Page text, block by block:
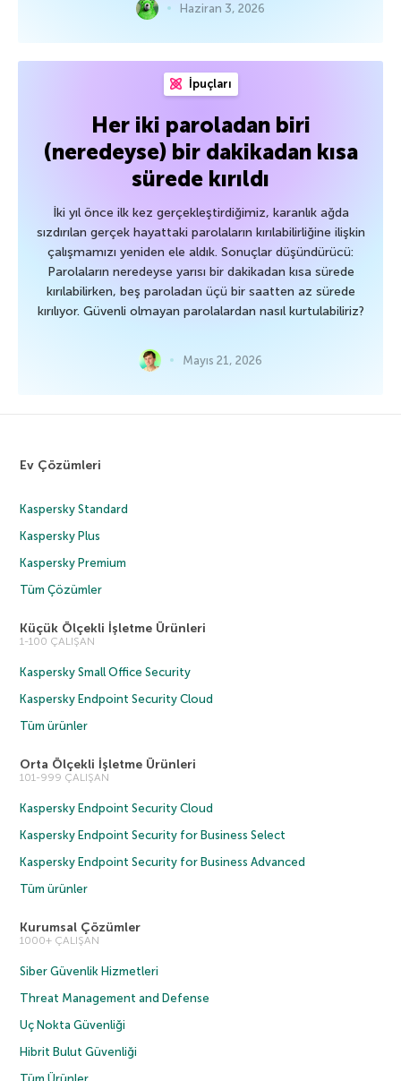
Haziran 3, 2026
İpuçları
Her iki paroladan biri
(neredeyse) bir dakikadan kısa
sürede kırıldı
İki yıl önce ilk kez gerçekleştirdiğimiz, karanlık ağda
sızdırılan gerçek hayattaki parolaların kırılabilirliğine ilişkin
çalışmamızı yeniden ele aldık. Sonuçlar düşündürücü:
Parolaların neredeyse yarısı bir dakikadan kısa sürede
kırılabilirken, beş paroladan üçü bir saatten az sürede
kırılıyor. Güvenli olmayan parolalardan nasıl kurtulabiliriz?
Mayıs 21, 2026
Ev Çözümleri
Kaspersky Standard
Kaspersky Plus
Kaspersky Premium
Tüm Çözümler
Küçük Ölçekli İşletme Ürünleri
1-100 ÇALIŞAN
Kaspersky Small Office Security
Kaspersky Endpoint Security Cloud
Tüm ürünler
Orta Ölçekli İşletme Ürünleri
101-999 ÇALIŞAN
Kaspersky Endpoint Security Cloud
Kaspersky Endpoint Security for Business Select
Kaspersky Endpoint Security for Business Advanced
Tüm ürünler
Kurumsal Çözümler
1000+ ÇALIŞAN
Siber Güvenlik Hizmetleri
Threat Management and Defense
Uç Nokta Güvenliği
Hibrit Bulut Güvenliği